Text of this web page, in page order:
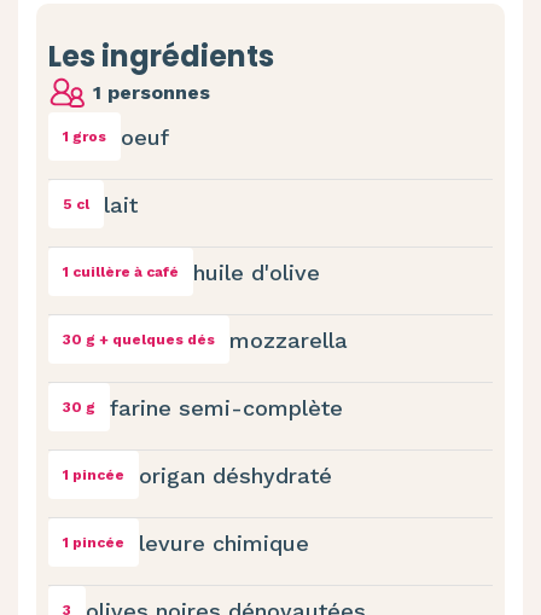
Les ingrédients
1 personnes
1 gros oeuf
5 cl lait
1 cuillère à café huile d'olive
30 g + quelques dés mozzarella
30 g farine semi-complète
1 pincée origan déshydraté
1 pincée levure chimique
3